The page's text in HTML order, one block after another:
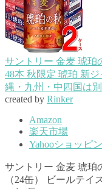
サントリー 金麦 琥珀
48本 秋限定 琥珀 新
縄・九州・中四国は
created by Rinker
Amazon
楽天市場
Yahooショッピ
サントリー 金麦 琥珀
（24缶） ビールテ